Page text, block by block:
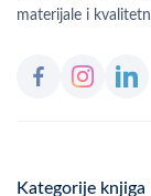
materijale i
Kategorije knjiga